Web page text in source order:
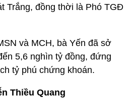
Trắng, đồng thời là Phó TGĐ
và MCH, bà Yến đã sở
5,6 nghìn tỷ đồng, đứng
tỷ phú chứng khoán.
Thiều Quang